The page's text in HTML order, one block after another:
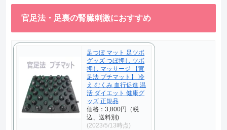
官足法・足裏の腎臓刺激におすすめ
足つぼ マット 足ツボ
グッズ つぼ押し ツボ
押し マッサージ 【官
足法 プチマット】 冷
え むくみ 血行促進 温
活 ダイエット 健康グ
ッズ 正規品
価格：3,800円（税
込、送料別)
(2023/5/13時点)